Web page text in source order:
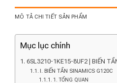
MÔ TẢ CHI TIẾT SẢN PHẨM
Mục lục chính
6SL3210-1KE15-8UF2 | BIẾN
I. BIẾN TẦN SINAMICS G120C
1. TỔNG QUAN